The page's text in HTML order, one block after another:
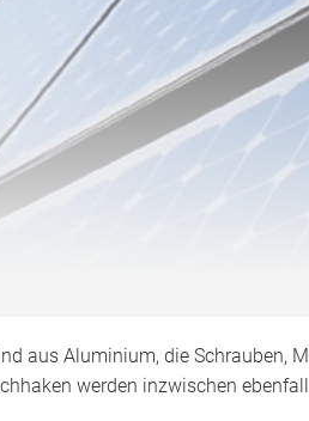
aus Aluminium, die Schrauben,
werden inzwischen